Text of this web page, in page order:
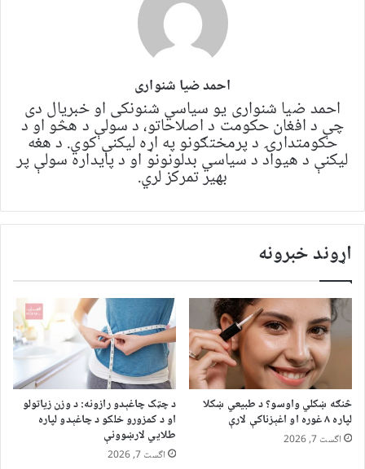
احمد ضیا شنواری
احمد ضیا شنواری یو سياسي شنونکی او خبریال دی
چې د افغان حکومت د اصلاحاتو، د سولې د هڅو او د
حکومتدارۍ د پرمختګونو په اړه لیکنې کوي. د هغه
لیکنې د هیواد د سیاسي بدلونونو او د پایداره سولې پر
بهیر تمرکز لري.
اړوند خبرونه
څنګه ښکلي واوسو؟ د طبیعي ښکلا
لپاره ۸ غوره او اغېزناکې لارې
اگست 7, 2026
د چټک چاغېدو رازونه: د وزن زیاتولو
او د کمزورو خلکو د چاغېدو لپاره
طلایي لارښوونې
اگست 7, 2026